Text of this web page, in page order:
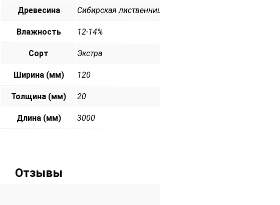
Древесина Сибирская лиственница
Влажность 12-14%
Сорт Экстра
Ширина (мм) 120
Толщина (мм) 20
Длина (мм) 3000
Отзывы